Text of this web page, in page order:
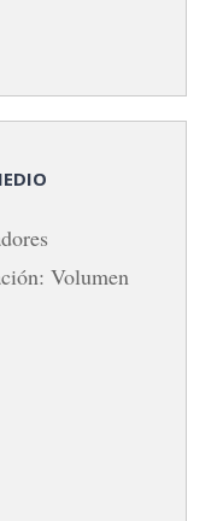
Volumen